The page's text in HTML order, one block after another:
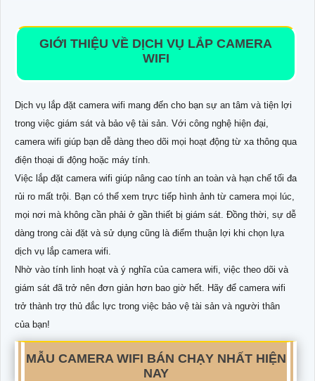
GIỚI THIỆU VỀ DỊCH VỤ LẮP CAMERA
WIFI
Dịch vụ lắp đặt camera wifi mang đến cho bạn sự an tâm và tiện lợi
trong việc giám sát và bảo vệ tài sản. Với công nghệ hiện đại,
camera wifi giúp bạn dễ dàng theo dõi mọi hoạt động từ xa thông qua
điện thoại di động hoặc máy tính.
Việc lắp đặt camera wifi giúp nâng cao tính an toàn và hạn chế tối đa
rủi ro mất trội. Bạn có thể xem trực tiếp hình ảnh từ camera mọi lúc,
mọi nơi mà không cần phải ở gần thiết bị giám sát. Đồng thời, sự dễ
dàng trong cài đặt và sử dụng cũng là điểm thuận lợi khi chọn lựa
dịch vụ lắp camera wifi.
Nhờ vào tính linh hoạt và ý nghĩa của camera wifi, việc theo dõi và
giám sát đã trở nên đơn giản hơn bao giờ hết. Hãy để camera wifi
trở thành trợ thủ đắc lực trong việc bảo vệ tài sản và người thân
của bạn!
MẪU CAMERA WIFI BÁN CHẠY NHẤT HIỆN
NAY